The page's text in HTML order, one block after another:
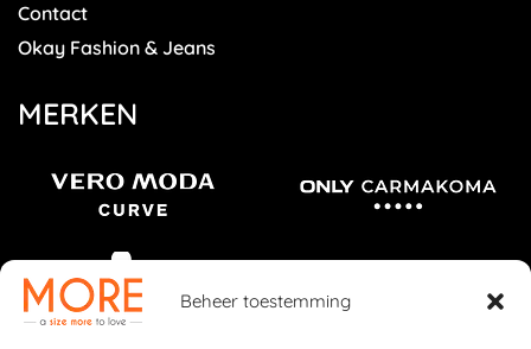
Beheer toestemming
Contact
Okay Fashion & Jeans
MERKEN